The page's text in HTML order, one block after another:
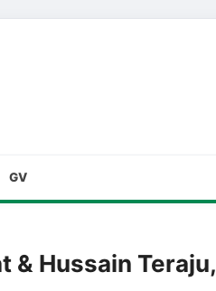
GV
& Hussain Teraju,